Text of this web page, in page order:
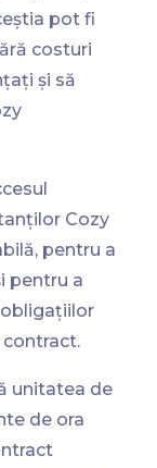
pot fi
costuri
și să
Cozy
pentru a
pentru a
unitatea de
de ora